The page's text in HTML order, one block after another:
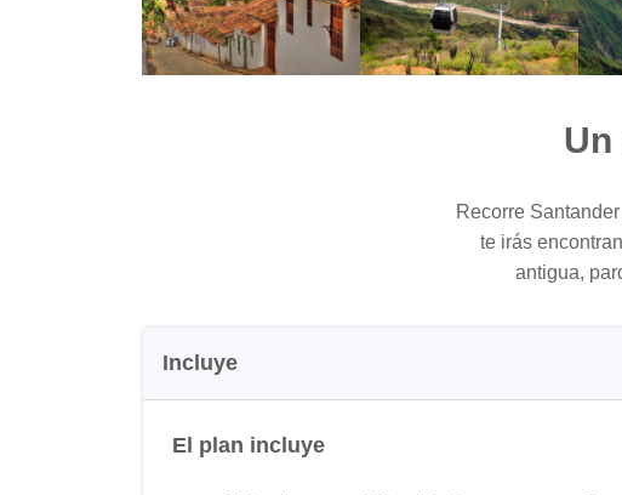
Recorre
te irás
antigua,
Incluye
El plan incluye